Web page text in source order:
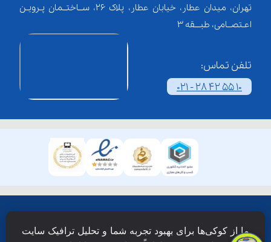
تهران، میدان عطار، خیابان عطار، پلاک 26، ســاختــمان پـرویـن
اعـتصــامی، طبـــقه 3
تلفن تماس:
021 - 28 42 55 10
دانش نویان محفوظ است.
ما از کوکی‌ها برای بهبود تجربه شما و تحلیل ترافیک سایت